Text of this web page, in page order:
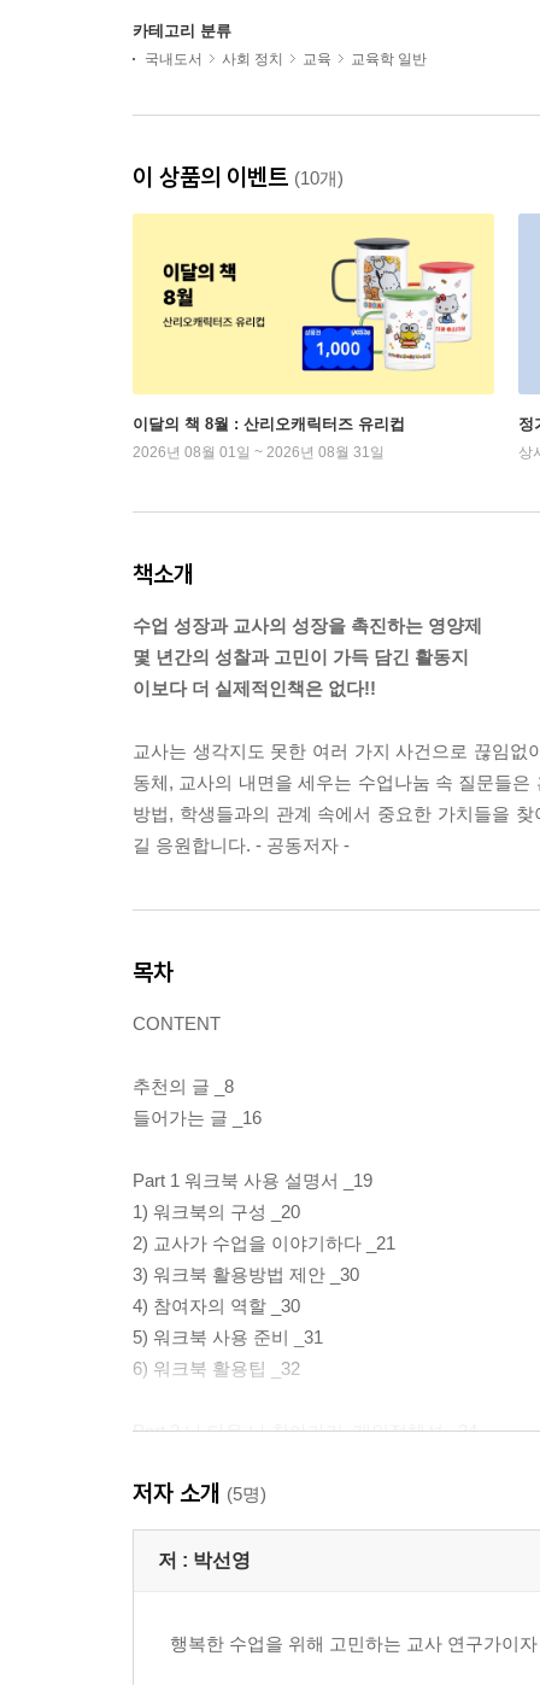
카테고리 분류
국내도서 사회 정치 교육 교육학 일반
이 상품의 이벤트 (10개)
이달의 책 8월 : 산리오캐릭터즈 유리컵
2026년 08월 01일 ~ 2026년 08월 31일
정
상
책소개
수업 성장과 교사의 성장을 촉진하는 영양제
몇 년간의 성찰과 고민이 가득 담긴 활동지
이보다 더 실제적인책은 없다!!
교사는 생각지도 못한 여러 가지 사건으로 끊임
동체, 교사의 내면을 세우는 수업나눔 속 질문들
방법, 학생들과의 관계 속에서 중요한 가치들을
길 응원합니다. - 공동저자 -
목차
CONTENT
추천의 글 _8
들어가는 글 _16
Part 1 워크북 사용 설명서 _19
1) 워크북의 구성 _20
2) 교사가 수업을 이야기하다 _21
3) 워크북 활용방법 제안 _30
4) 참여자의 역할 _30
5) 워크북 사용 준비 _31
6) 워크북 활용팁 _32
Part 2 나 다운 나 찾아가기, 개인정체성 _34
2-2. 시를 통한 감정 돌보기 _38
2-3. 추억으로 보는 나 _40
2-4. 나의 장점은? _42
2-7. 관계의 가면 _48
저자 소개 (5명)
저 : 박선영
행복한 수업을 위해 고민하는 교사 연구가이